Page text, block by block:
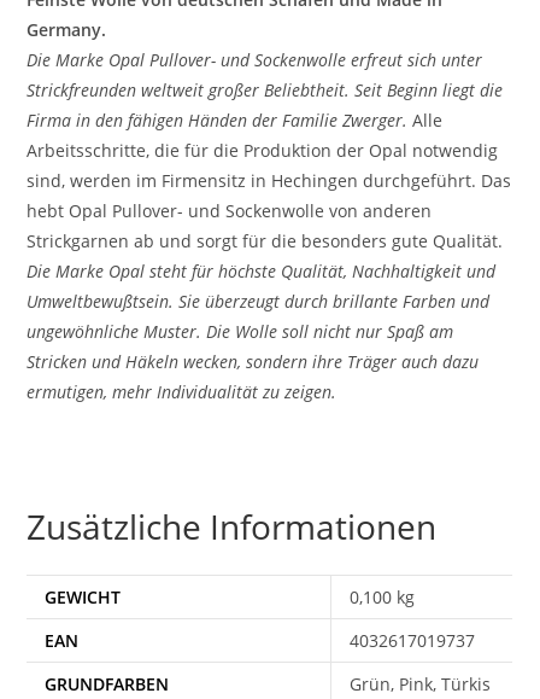
Germany.
Die Marke Opal Pullover- und Sockenwolle erfreut sich unter
Strickfreunden weltweit großer Beliebtheit. Seit Beginn liegt die
Firma in den fähigen Händen der Familie Zwerger. Alle
Arbeitsschritte, die für die Produktion der Opal notwendig
sind, werden im Firmensitz in Hechingen durchgeführt. Das
hebt Opal Pullover- und Sockenwolle von anderen
Strickgarnen ab und sorgt für die besonders gute Qualität.
Die Marke Opal steht für höchste Qualität, Nachhaltigkeit und
Umweltbewußtsein. Sie überzeugt durch brillante Farben und
ungewöhnliche Muster. Die Wolle soll nicht nur Spaß am
Stricken und Häkeln wecken, sondern ihre Träger auch dazu
ermutigen, mehr Individualität zu zeigen.
Zusätzliche Informationen
GEWICHT
0,100 kg
EAN
4032617019737
Grün, Pink, Türkis